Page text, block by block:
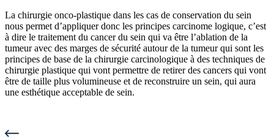
La chirurgie onco-plastique dans les cas de conservation du sein
nous permet d’appliquer donc les principes carcinome logique, c’est
à dire le traitement du cancer du sein qui va être l’ablation de la
tumeur avec des marges de sécurité autour de la tumeur qui sont les
principes de base de la chirurgie carcinologique à des techniques de
chirurgie plastique qui vont permettre de retirer des cancers qui vont
être de taille plus volumineuse et de reconstruire un sein, qui aura
une esthétique acceptable de sein.